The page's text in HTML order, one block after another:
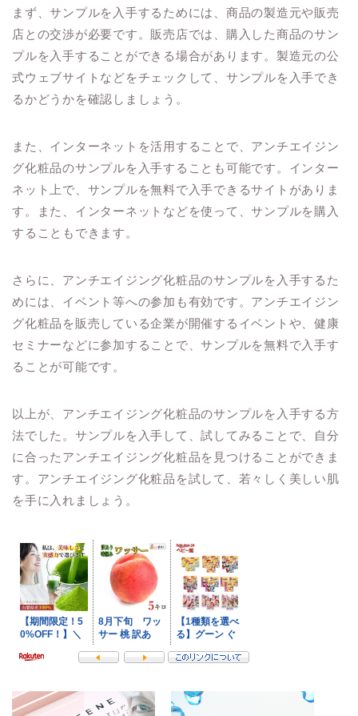
まず、サンプルを入手するためには、商品の製造元や販売
店との交渉が必要です。販売店では、購入した商品のサン
プルを入手することができる場合があります。製造元の公
式ウェブサイトなどをチェックして、サンプルを入手でき
るかどうかを確認しましょう。
また、インターネットを活用することで、アンチエイジン
グ化粧品のサンプルを入手することも可能です。インター
ネット上で、サンプルを無料で入手できるサイトがありま
す。また、インターネットなどを使って、サンプルを購入
することもできます。
さらに、アンチエイジング化粧品のサンプルを入手するた
めには、イベント等への参加も有効です。アンチエイジン
グ化粧品を販売している企業が開催するイベントや、健康
セミナーなどに参加することで、サンプルを無料で入手す
ることが可能です。
以上が、アンチエイジング化粧品のサンプルを入手する方
法でした。サンプルを入手して、試してみることで、自分
に合ったアンチエイジング化粧品を見つけることができま
す。アンチエイジング化粧品を試して、若々しく美しい肌
を手に入れましょう。